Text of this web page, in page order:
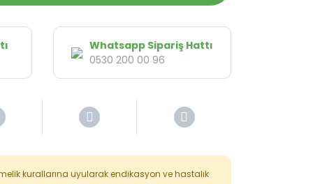
Whatsapp Sipariş Hattı
0530 200 00 96
kurallarına uyularak endikasyon ve hastalık